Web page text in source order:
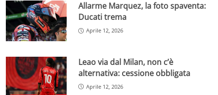
Allarme Marquez, la foto spaventa:
Ducati trema
Aprile 12, 2026
Leao via dal Milan, non c’è
alternativa: cessione obbligata
Aprile 12, 2026